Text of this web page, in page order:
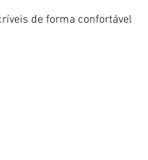
de forma confortável